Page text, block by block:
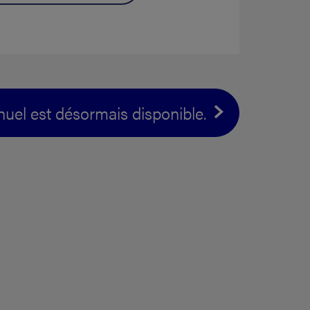
est désormais disponible.